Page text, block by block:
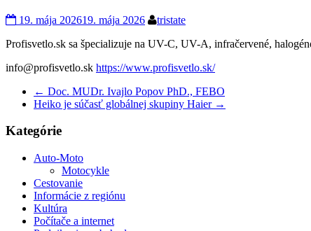
19. mája 202619. mája 2026
tristate
Profisvetlo.sk sa špecializuje na UV-C, UV-A, infračervené,
info@profisvetlo.sk https://www.profisvetlo.sk/
← Doc. MUDr. Ivajlo Popov PhD., FEBO
Heiko je súčasť globálnej skupiny Haier →
Kategórie
Auto-Moto
Motocykle
Cestovanie
Informácie z regiónu
Kultúra
Počítače a internet